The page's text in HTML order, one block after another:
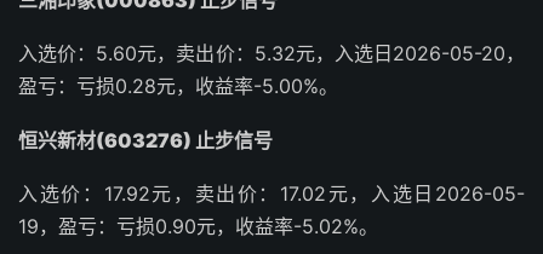
入选价：5.60元，卖出价：5.32元，入选日2026-05-20，
盈亏：亏损0.28元，收益率-5.00%。
恒兴新材(603276) 止步信号
入选价：17.92元，卖出价：17.02元，入选日2026-05-
19，盈亏：亏损0.90元，收益率-5.02%。